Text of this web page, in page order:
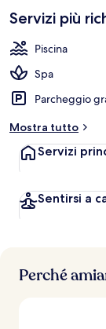
Servizi più
Piscina
Spa
Parcheggio
Mostra tutto
Servizi
Sentirsi a
Perché